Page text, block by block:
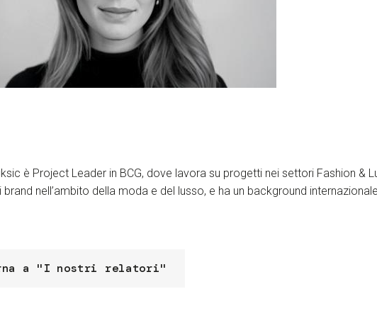
è Project Leader in BCG, dove lavora su progetti nei settori Fashion &
brand nell’ambito della moda e del lusso, e ha un background
a "I nostri relatori"